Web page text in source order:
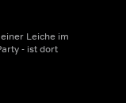
Leiche im
- ist dort